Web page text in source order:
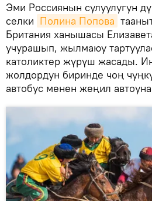
Эми Россиянын сулуулугун
селки Полина Попова
Британия ханышасы
учурашып, жылмаюу
католиктер жүрүш жасады.
жолдордун биринде чоң
автобус менен жеңил